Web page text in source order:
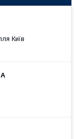
Київ